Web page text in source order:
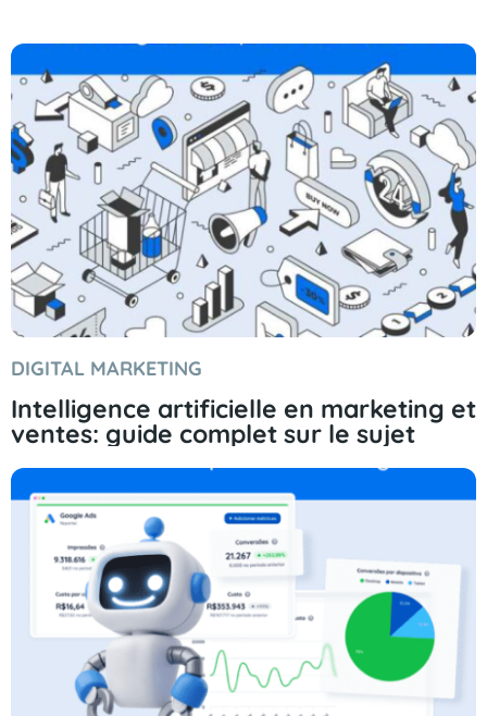
DIGITAL MARKETING
Intelligence artificielle en marketing et
ventes: guide complet sur le sujet